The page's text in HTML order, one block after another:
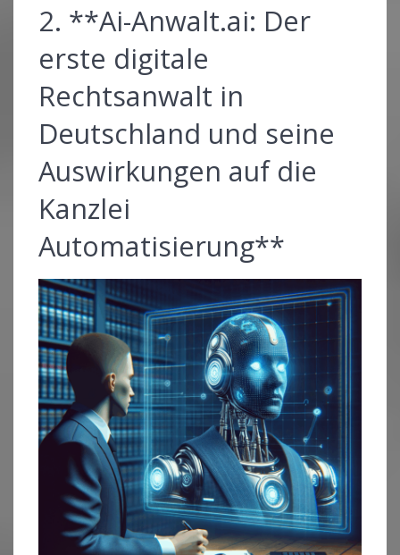
2. **Ai-Anwalt.ai: Der
erste digitale
Rechtsanwalt in
Deutschland und seine
Auswirkungen auf die
Kanzlei
Automatisierung**